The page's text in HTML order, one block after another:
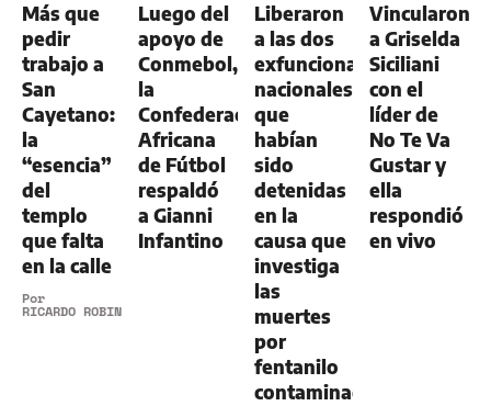
Más que
pedir
trabajo a
San
Cayetano:
la
“esencia”
del
templo
que falta
en la calle
Por
RICARDO ROBINS
Luego del
apoyo de
Conmebol,
la
Confederación
Africana
de Fútbol
respaldó
a Gianni
Infantino
Liberaron
a las dos
exfuncionarias
nacionales
que
habían
sido
detenidas
en la
causa que
investiga
las
muertes
por
fentanilo
contaminado
Vincularon
a Griselda
Siciliani
con el
líder de
No Te Va
Gustar y
ella
respondió
en vivo